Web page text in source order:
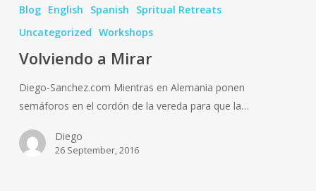
Blog English Spanish
Spritual Retreats
Uncategorized Workshops
Volviendo a Mirar
Diego-Sanchez.com Mientras en Alemania ponen
semáforos en el cordón de la vereda para que la…
Diego
26 September, 2016